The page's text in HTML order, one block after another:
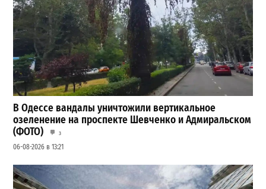
В Одессе вандалы уничтожили вертикальное
озеленение на проспекте Шевченко и Адмиральском
(ФОТО)
3
06-08-2026 в 13:21